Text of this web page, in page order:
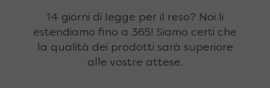
14 giorni di legge per il reso? Noi li
estendiamo fino a 365! Siamo certi che
la qualità dei prodotti sarà superiore
alle vostre attese.